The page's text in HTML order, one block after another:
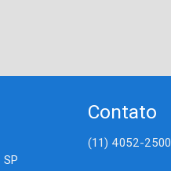
Contato
(11) 4052-2500